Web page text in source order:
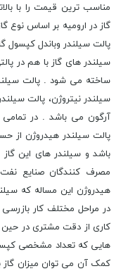
مناسب ترین قیمت را با
گاز در ارومیه بر اساس
پالت سیلندر وباندل
سیلندر های گاز با هم در
ساخته می شود . پالت
سیلندر نیتروژن، پالت
آرگون می باشد . در تمامی
پالت سیلندر هیدروژن از
باشد و سیلندر های این
مصرف کنندگان صنایع
هیدروژن این مساله که
در مراحل مختلف کار
کاری از دقت مشتری در حین
هایی که تعداد مشخصی
کمک آن می توان میزان گاز